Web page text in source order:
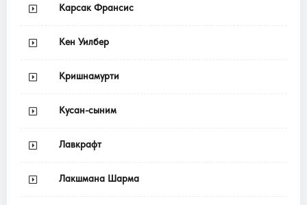
Карсак Франсис
Кен Уилбер
Кришнамурти
Кусан-сыним
Лавкрафт
Лакшмана Шарма